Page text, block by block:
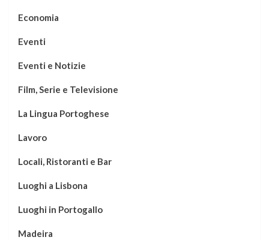
Economia
Eventi
Eventi e Notizie
Film, Serie e Televisione
La Lingua Portoghese
Lavoro
Locali, Ristoranti e Bar
Luoghi a Lisbona
Luoghi in Portogallo
Madeira